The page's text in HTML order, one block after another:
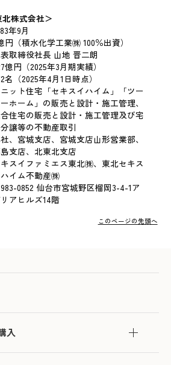
株式会社＞
年9月
円（積水化学工業㈱ 100％出資）
取締役社長 山地 晋二朗
億円（2025年3月期実績）
名（2025年4月1日時点）
ット住宅「セキスイハイム」「ツー
ホーム」の販売と設計・施工管理、
住宅の販売と設計・施工管理及び宅
譲等の不動産取引
、宮城支店、宮城支店山形営業部、
支店、北東北支店
スイファミエス東北㈱、東北セキス
イム不動産㈱
0852 仙台市宮城野区榴岡3-4-1ア
アヒルズ14階
このページの先頭へ
入